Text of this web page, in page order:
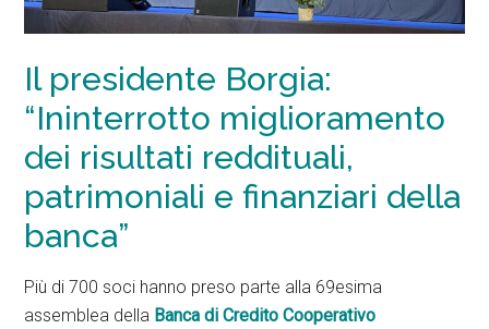
Il presidente Borgia:
“Ininterrotto miglioramento
dei risultati reddituali,
patrimoniali e finanziari della
banca”
Più di 700 soci hanno preso parte alla 69esima
assemblea della Banca di Credito Cooperativo